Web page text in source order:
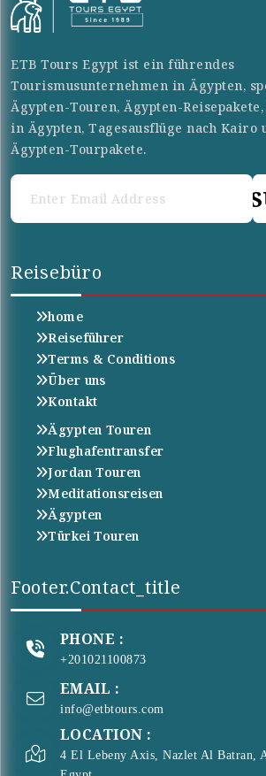
ETB Tours Egypt ist ein führendes
Tourismusunternehmen in Ägypten,
Ägypten-Touren, Ägypten-
in Ägypten, Tagesausflüge nach Kairo
Ägypten-Tourpakete.
Reisebüro
home
Reiseführer
Terms & Conditions
Über uns
Kontakt
Ägypten Touren
Flughafentransfer
Jordan Touren
Meditationsreisen
Ägypten
Türkei Touren
Footer.contact_title
PHONE :
+201021100873
EMAIL :
info@etbtours.com
LOCATION :
4 El Lebeny Axis, Nazlet Al Batran,